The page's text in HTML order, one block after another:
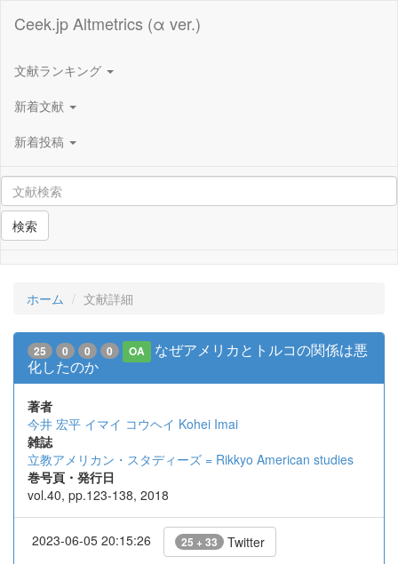
Ceek.jp Altmetrics (α ver.)
文献ランキング
新着文献
新着投稿
検索
ホーム 文献詳細
25 0 0 0 OA
なぜアメリカとトルコの関係は悪
化したのか
著者
今井 宏平 イマイ コウヘイ Kohei Imai
雑誌
立教アメリカン・スタディーズ = Rikkyo American studies
巻号頁・発行日
vol.40, pp.123-138, 2018
2023-06-05 20:15:26 25 + 33 Twitter